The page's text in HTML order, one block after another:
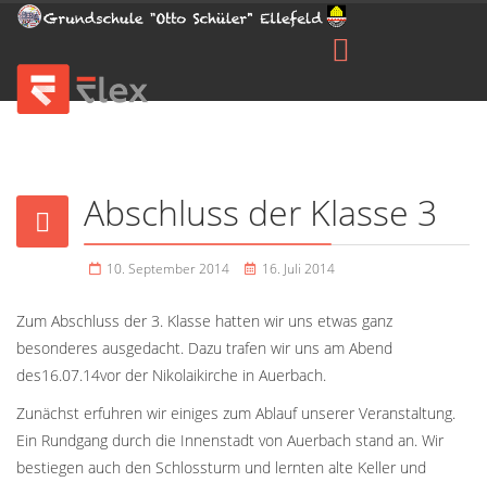
Abschluss der Klasse 3
10. September 2014 16. Juli 2014
Zum Abschluss der 3. Klasse hatten wir uns etwas ganz
besonderes ausgedacht. Dazu trafen wir uns am Abend
des16.07.14vor der Nikolaikirche in Auerbach.
Zunächst erfuhren wir einiges zum Ablauf unserer Veranstaltung.
Ein Rundgang durch die Innenstadt von Auerbach stand an. Wir
bestiegen auch den Schlossturm und lernten alte Keller und